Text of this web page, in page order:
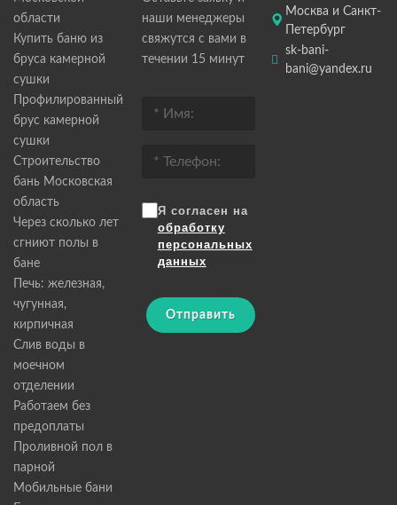
области
Купить баню из
бруса камерной
сушки
Профилированный
брус камерной
сушки
Строительство
бань Московская
область
Через сколько лет
сгниют полы в
бане
Печь: железная,
чугунная,
кирпичная
Слив воды в
моечном
отделении
Работаем без
предоплаты
Проливной пол в
парной
Мобильные бани
наши менеджеры
свяжутся с вами в
течении 15 минут
Я согласен на
обработку
персональных
данных
Отправить
Москва и Санкт-
Петербург
sk-bani-
bani@yandex.ru